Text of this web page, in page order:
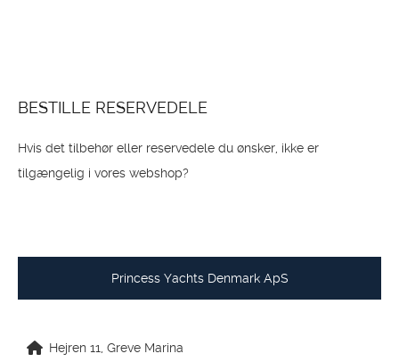
BESTILLE RESERVEDELE
Hvis det tilbehør eller reservedele du ønsker, ikke er
tilgængelig i vores webshop?
Princess Yachts Denmark ApS
Hejren 11, Greve Marina